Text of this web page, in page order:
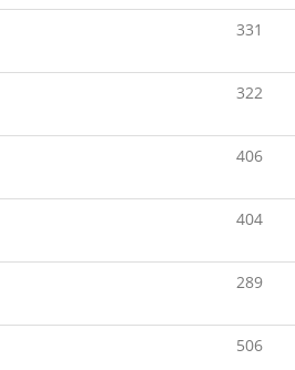
331
322
406
404
289
506